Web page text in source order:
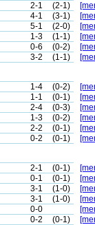
2-1 (2-1)
4-1 (3-1)
5-1 (2-0)
1-3 (1-1)
0-6 (0-2)
3-2 (1-1)
1-4 (0-2)
1-1 (0-1)
2-4 (0-3)
1-3 (0-2)
2-2 (0-1)
0-2 (0-1)
2-1 (0-1)
0-1 (0-1)
3-1 (1-0)
3-1 (1-0)
0-0
0-2 (0-1)